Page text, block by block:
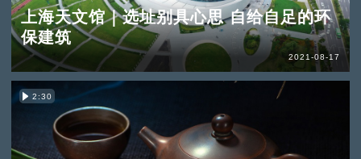
上海天文馆｜选址别具心思 自给自足的环
保建筑
2021-08-17
2:30